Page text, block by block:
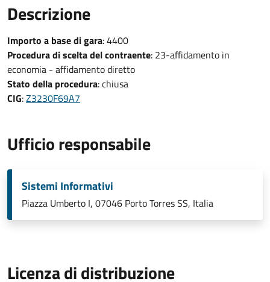
Descrizione
Importo a base di gara: 4400
Procedura di scelta del contraente: 23-affidamento in
economia - affidamento diretto
Stato della procedura: chiusa
CIG:Z3230F69A7
Ufficio responsabile
Sistemi Informativi
Piazza Umberto I, 07046 Porto Torres SS, Italia
Licenza di distribuzione